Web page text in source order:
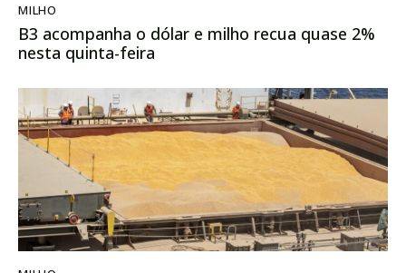
MILHO
B3 acompanha o dólar e milho recua quase 2%
nesta quinta-feira